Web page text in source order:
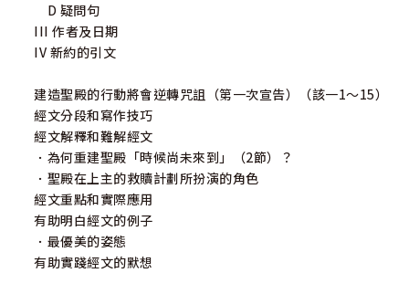
D 疑問句
III 作者及日期
IV 新約的引文
建造聖殿的行動將會逆轉咒詛（第一次宣告）（該一1～15）
經文分段和寫作技巧
經文解釋和難解經文
．為何重建聖殿「時候尚未來到」（2節）？
．聖殿在上主的救贖計劃所扮演的角色
經文重點和實際應用
有助明白經文的例子
．最優美的姿態
有助實踐經文的默想